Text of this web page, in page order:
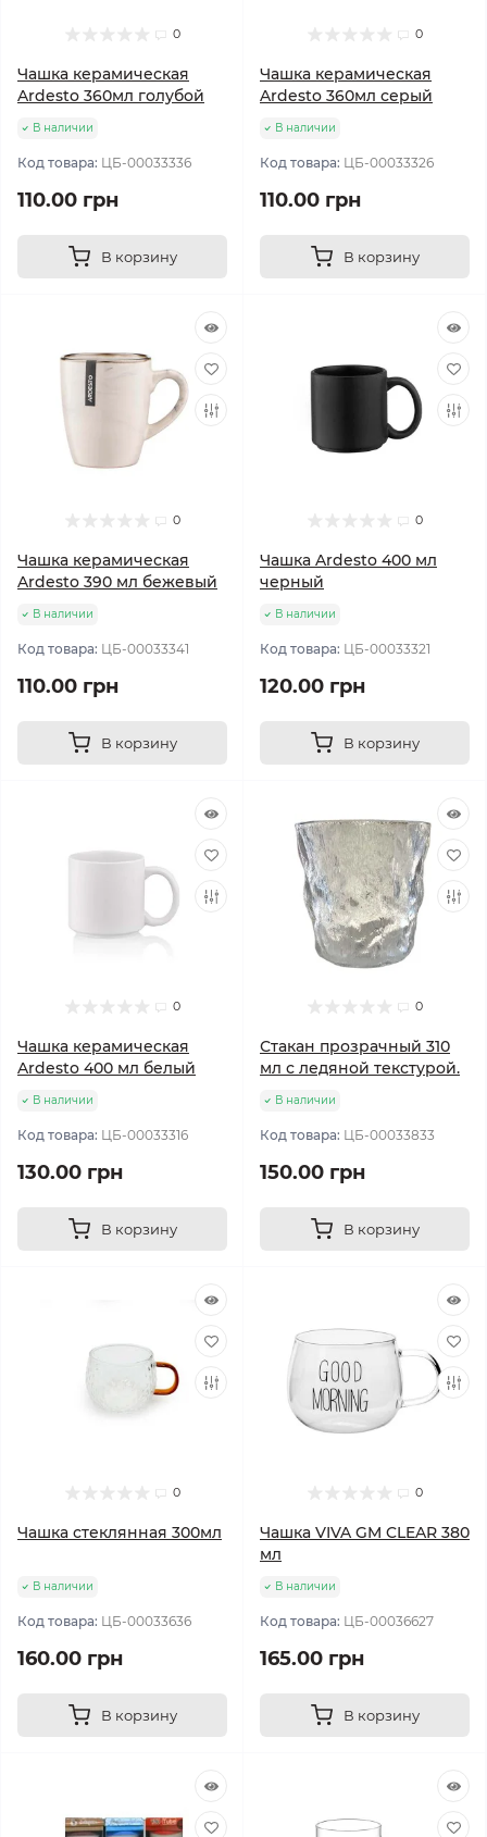
0
Чашка керамическая
Ardesto 360мл голубой
В наличии
Код товара: ЦБ-00033336
110.00 грн
В корзину
0
Чашка керамическая
Ardesto 360мл серый
В наличии
Код товара: ЦБ-00033326
110.00 грн
В корзину
0
Чашка керамическая
Ardesto 390 мл бежевый
В наличии
Код товара: ЦБ-00033341
110.00 грн
В корзину
0
Чашка Ardesto 400 мл
черный
В наличии
Код товара: ЦБ-00033321
120.00 грн
В корзину
0
Чашка керамическая
Ardesto 400 мл белый
В наличии
Код товара: ЦБ-00033316
130.00 грн
В корзину
0
Стакан прозрачный 310
мл с ледяной текстурой.
В наличии
Код товара: ЦБ-00033833
150.00 грн
В корзину
0
Чашка стеклянная 300мл
В наличии
Код товара: ЦБ-00033636
160.00 грн
В корзину
0
Чашка VIVA GM CLEAR 380
мл
В наличии
Код товара: ЦБ-00036627
165.00 грн
В корзину